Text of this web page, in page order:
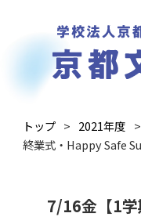
トップ 2021年度
終業式・Happy Safe
7/16金【1